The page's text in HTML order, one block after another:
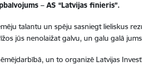
– AS “Latvijas finieris”.
talantu un spēju sasniegt lieliskus
jūs nenolaižat galvu, un galu galā
un to organizē Latvijas